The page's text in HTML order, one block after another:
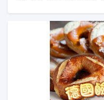
中心2樓「仁愛堂賽馬會
對象：任何有興趣人士
學費：正價$1,080 I 會員
***仁愛堂員工可享額外
***上課時間會因應實際